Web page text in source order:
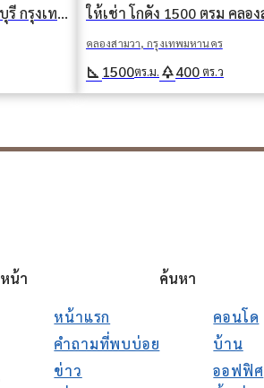
ให้เช่า โกดัง 1225 ตรม มีนบุรี มีนบุรี กรุงเทพมหานคร
คลองสามวา, กรุงเทพมหานคร
square_foot 1500ตร.ม. park400 ตร.ว
หน้า
หน้าแรก
คำถามที่พบบ่อย
ข่าว
ค้นหา
คอนโด
บ้าน
ออฟฟิศ